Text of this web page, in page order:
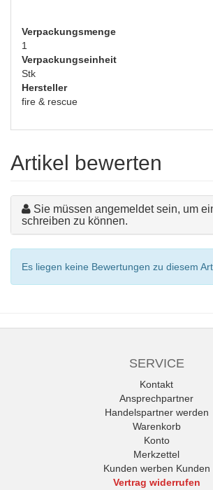
Verpackungsmenge
1
Verpackungseinheit
Stk
Hersteller
fire & rescue
Artikel bewerten
Sie müssen angemeldet sein, um
schreiben zu können.
Es liegen keine Bewertungen zu diesem
SERVICE
Kontakt
Ansprechpartner
Handelspartner werden
Warenkorb
Konto
Merkzettel
Kunden werben Kunden
Vertrag widerrufen